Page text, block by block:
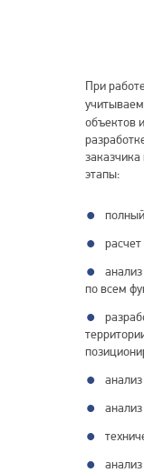
При
учитываем
объектов и
этапы:
по всем